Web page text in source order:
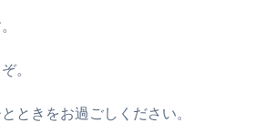
。
ときをお過ごしください。